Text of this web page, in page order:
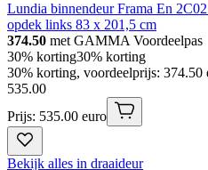
Lundia binnendeur Frama En
opdek links 83 x 201,5 cm
374.50 met GAMMA Voordeelpas
30% korting30% korting
30% korting, voordeelprijs:
535.00
Prijs: 535.00 euro
Bekijk alles in draaideur